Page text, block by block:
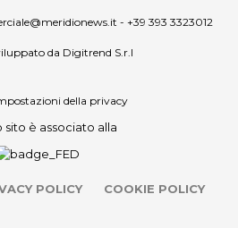
- +39 393 3323012
da Digitrend S.r.l
della privacy
sito è associato alla
POLICY COOKIE POLICY